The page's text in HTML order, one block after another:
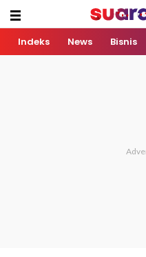
Indeks News Bisnis